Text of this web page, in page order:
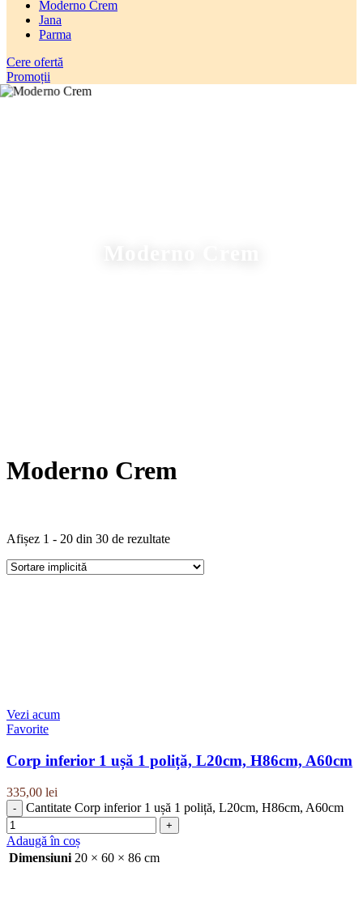
Moderno Crem
Jana
Parma
Cere ofertă
Promoții
Moderno Crem
Afișez 1 - 20 din 30 de rezultate
Vezi acum
Favorite
Corp inferior 1 ușă 1 poliță, L20cm, H86cm, A60cm
335,00 lei
Cantitate Corp inferior 1 ușă 1 poliță, L20cm, H86cm, A60cm
Adaugă în coș
Dimensiuni 20 × 60 × 86 cm